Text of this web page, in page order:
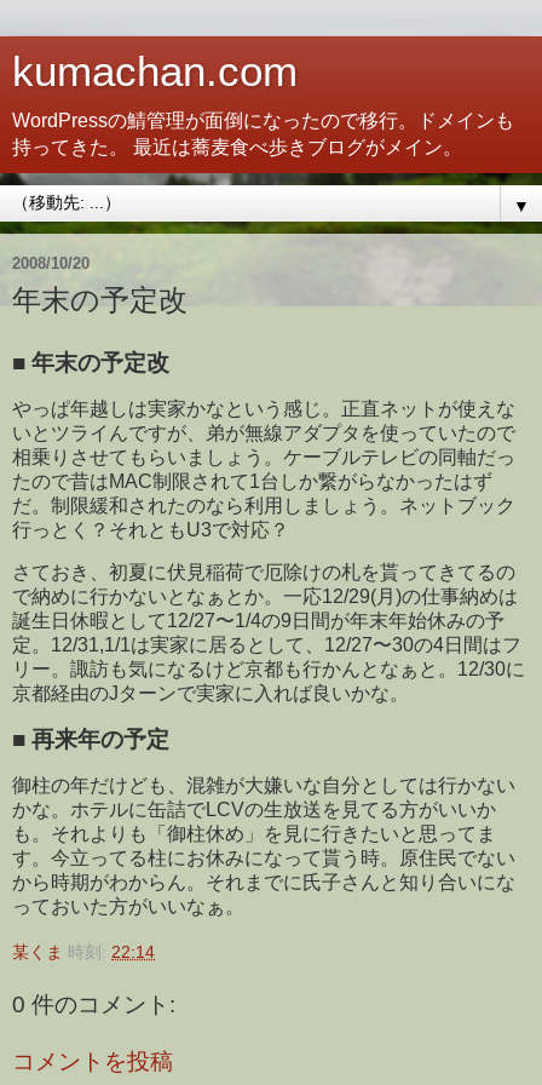
kumachan.com
WordPressの鯖管理が面倒になったので移行。ドメインも
持ってきた。 最近は蕎麦食べ歩きブログがメイン。
▼
2008/10/20
年末の予定改
■ 年末の予定改
やっぱ年越しは実家かなという感じ。正直ネットが使えな
いとツライんですが、弟が無線アダプタを使っていたので
相乗りさせてもらいましょう。ケーブルテレビの同軸だっ
たので昔はMAC制限されて1台しか繋がらなかったはず
だ。制限緩和されたのなら利用しましょう。ネットブック
行っとく？それともU3で対応？
さておき、初夏に伏見稲荷で厄除けの札を貰ってきてるの
で納めに行かないとなぁとか。一応12/29(月)の仕事納めは
誕生日休暇として12/27〜1/4の9日間が年末年始休みの予
定。12/31,1/1は実家に居るとして、12/27〜30の4日間はフ
リー。諏訪も気になるけど京都も行かんとなぁと。12/30に
京都経由のJターンで実家に入れば良いかな。
■ 再来年の予定
御柱の年だけども、混雑が大嫌いな自分としては行かない
かな。ホテルに缶詰でLCVの生放送を見てる方がいいか
も。それよりも「御柱休め」を見に行きたいと思ってま
す。今立ってる柱にお休みになって貰う時。原住民でない
から時期がわからん。それまでに氏子さんと知り合いにな
っておいた方がいいなぁ。
某くま 時刻: 22:14
0 件のコメント:
コメントを投稿